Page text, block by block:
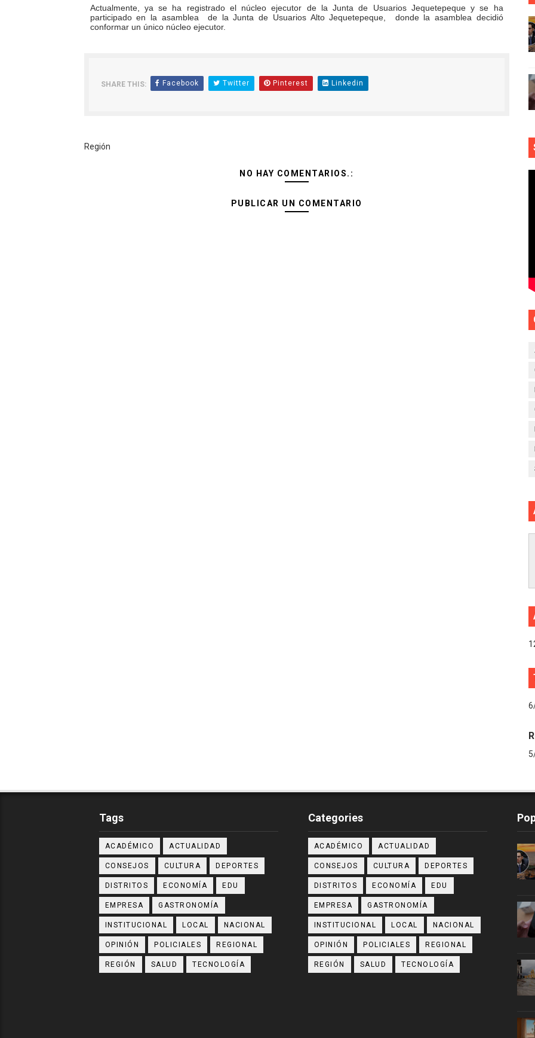
Actualmente, ya se ha registrado el núcleo ejecutor de la Junta de Usuarios Jequetepeque y se ha
participado en la asamblea
de la Junta de Usuarios Alto Jequetepeque,
donde la asamblea decidió
conformar un único núcleo ejecutor.
SHARE THIS: Facebook Twitter Pinterest Linkedin
Región
NO HAY COMENTARIOS.:
PUBLICAR UN COMENTARIO
Tags
ACADÉMICO ACTUALIDAD
CONSEJOS CULTURA DEPORTES
DISTRITOS ECONOMÍA EDU
EMPRESA GASTRONOMÍA
INSTITUCIONAL LOCAL NACIONAL
OPINIÓN POLICIALES REGIONAL
REGIÓN SALUD TECNOLOGÍA
Categories
ACADÉMICO ACTUALIDAD
CONSEJOS CULTURA DEPORTES
DISTRITOS ECONOMÍA EDU
EMPRESA GASTRONOMÍA
INSTITUCIONAL LOCAL NACIONAL
OPINIÓN POLICIALES REGIONAL
REGIÓN SALUD TECNOLOGÍA